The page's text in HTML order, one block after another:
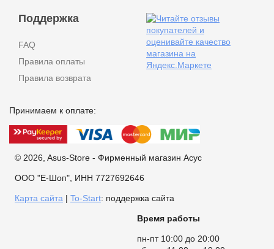
Поддержка
FAQ
Правила оплаты
Правила возврата
Принимаем к оплате:
© 2026, Asus-Store - Фирменный магазин Асус
ООО "Е-Шоп", ИНН 7727692646
Карта сайта | To-Start: поддержка сайта
Время работы
пн-пт 10:00 до 20:00